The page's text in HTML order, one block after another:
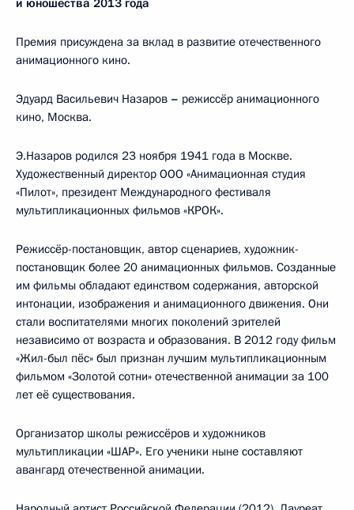
и юношества 2013 года
Премия присуждена за вклад в развитие отечественного
анимационного кино.
Эдуард Васильевич Назаров – режиссёр анимационного
кино, Москва.
Э.Назаров родился 23 ноября 1941 года в Москве.
Художественный директор ООО «Анимационная студия
«Пилот», президент Международного фестиваля
мультипликационных фильмов «КРОК».
Режиссёр-постановщик, автор сценариев, художник-
постановщик более 20 анимационных фильмов. Созданные
им фильмы обладают единством содержания, авторской
интонации, изображения и анимационного движения. Они
стали воспитателями многих поколений зрителей
независимо от возраста и образования. В 2012 году фильм
«Жил-был пёс» был признан лучшим мультипликационным
фильмом «Золотой сотни» отечественной анимации за 100
лет её существования.
Организатор школы режиссёров и художников
мультипликации «ШАР». Его ученики ныне составляют
авангард отечественной анимации.